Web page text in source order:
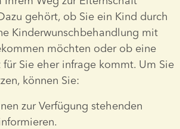
gehört, ob Sie ein Kind durch
Kinderwunschbehandlung mit
möchten oder ob eine
Sie eher infrage kommt. Um Sie
können Sie:
zur Verfügung stehenden